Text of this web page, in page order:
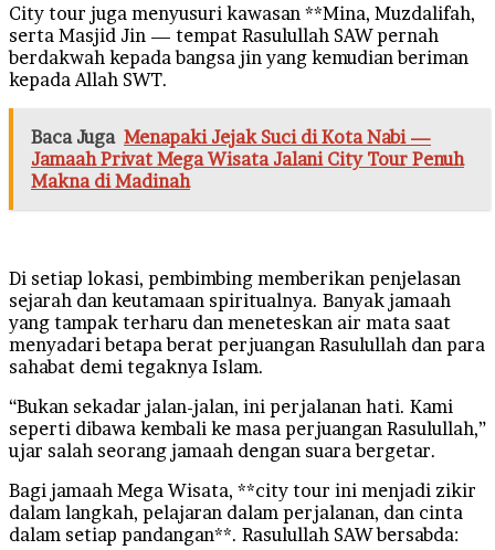
City tour juga menyusuri kawasan **Mina, Muzdalifah,
serta Masjid Jin — tempat Rasulullah SAW pernah
berdakwah kepada bangsa jin yang kemudian beriman
kepada Allah SWT.
Baca Juga Menapaki Jejak Suci di Kota Nabi —
Jamaah Privat Mega Wisata Jalani City Tour Penuh
Makna di Madinah
Di setiap lokasi, pembimbing memberikan penjelasan
sejarah dan keutamaan spiritualnya. Banyak jamaah
yang tampak terharu dan meneteskan air mata saat
menyadari betapa berat perjuangan Rasulullah dan para
sahabat demi tegaknya Islam.
“Bukan sekadar jalan-jalan, ini perjalanan hati. Kami
seperti dibawa kembali ke masa perjuangan Rasulullah,”
ujar salah seorang jamaah dengan suara bergetar.
Bagi jamaah Mega Wisata, **city tour ini menjadi zikir
dalam langkah, pelajaran dalam perjalanan, dan cinta
dalam setiap pandangan**. Rasulullah SAW bersabda: